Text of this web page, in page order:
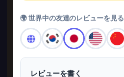
🌍 世界中の友達のレビューを見る
レビューを書く